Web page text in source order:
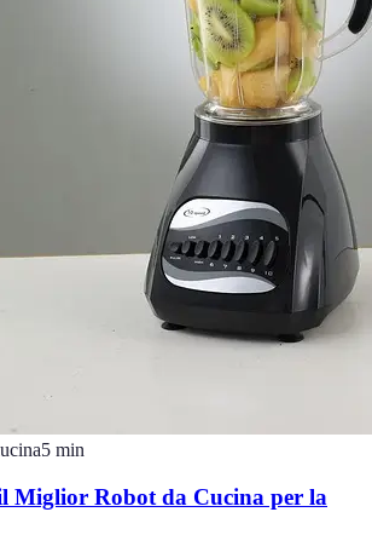
5 min
Miglior Robot da Cucina per la